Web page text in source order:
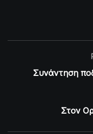
Συνάντηση
Στον